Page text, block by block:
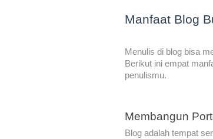
Manfaat Blog
Menulis di blog bisa
Berikut ini empat
penulismu.
Membangun
Blog adalah tempat